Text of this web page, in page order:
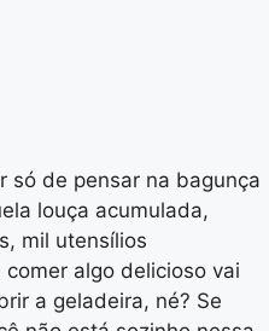
só de pensar na bagunça
louça acumulada,
mil utensílios
algo delicioso vai
a geladeira, né? Se